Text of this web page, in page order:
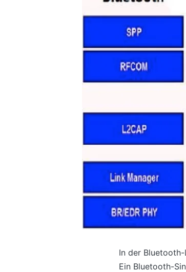
In der
Ein Bluetooth-